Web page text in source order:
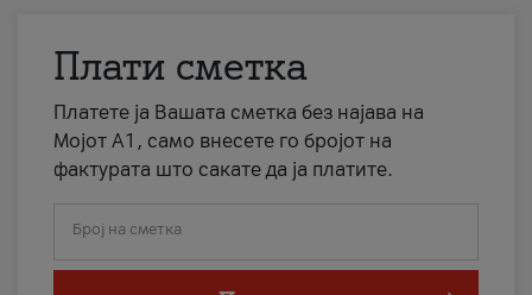
Плати сметка
Платете ја Вашата сметка без најава на
Мојот А1, само внесете го бројот на
фактурата што сакате да ја платите.
Број на сметка